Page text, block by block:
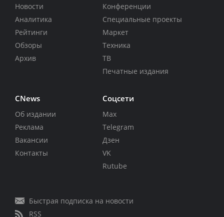
Новости
Аналитика
Рейтинги
Обзоры
Архив
Конференции
Специальные проекты
Маркет
Техника
ТВ
Печатные издания
CNews
Об издании
Реклама
Вакансии
Контакты
Соцсети
Max
Telegram
Дзен
VK
Rutube
Быстрая подписка на новости
RSS